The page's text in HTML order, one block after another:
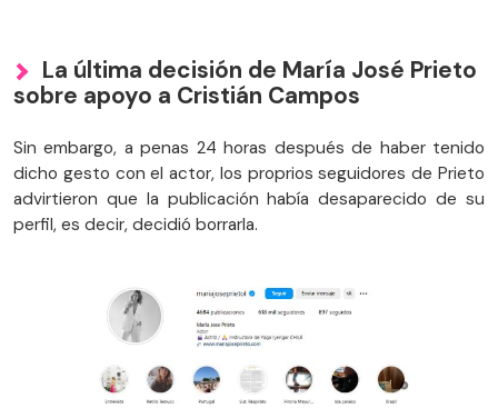
La última decisión de María José Prieto
sobre apoyo a Cristián Campos
Sin embargo, a penas 24 horas después de haber tenido
dicho gesto con el actor, los proprios seguidores de Prieto
advirtieron que la publicación había desaparecido de su
perfil, es decir, decidió borrarla.